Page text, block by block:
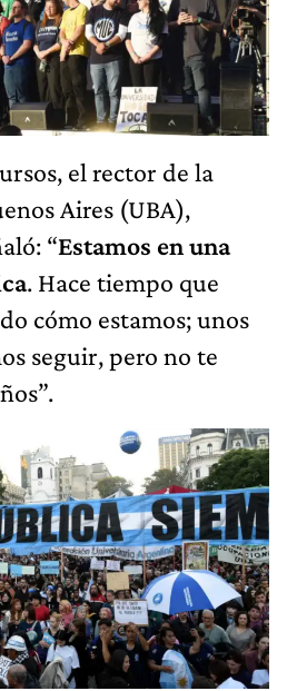
el rector de la
Aires (UBA),
“Estamos en una
. Hace tiempo que
cómo estamos; unos
seguir, pero no te